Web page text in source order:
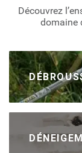
Découvrez
domaine